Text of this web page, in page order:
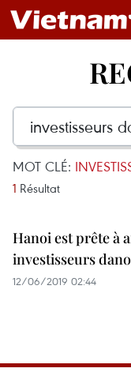
MOT CLÉ:
1 Résultat
Hanoi est prête à
investisseurs
12/06/2019 02:44